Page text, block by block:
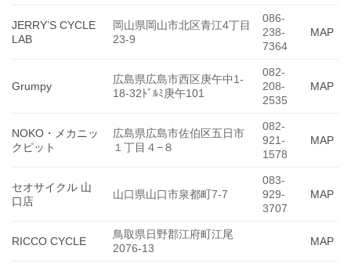
JERRY’S CYCLE
LAB
岡山県岡山市北区青江4丁目
23-9
086-
238-
7364
MAP
Grumpy
広島県広島市西区庚午中1-
18-32ﾄﾞﾙﾐ庚午101
082-
208-
2535
MAP
NOKO・メカニッ
クピット
広島県広島市佐伯区五日市
１丁目４−８
082-
921-
1578
MAP
セオサイクル 山
口店
山口県山口市泉都町7-7
083-
929-
3707
MAP
RICCO CYCLE
鳥取県日野郡江府町江尾
2076-13
MAP